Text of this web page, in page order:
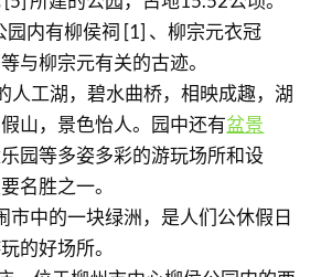
内有柳侯祠 [1] 、柳宗元衣冠
与柳宗元有关的古迹。
人工湖，碧水曲桥，相映成趣，湖
山，景色怡人。园中还有盆景
园等多姿多彩的游玩场所和设
名胜之一。
市中的一块绿洲，是人们公休假日
的好场所。